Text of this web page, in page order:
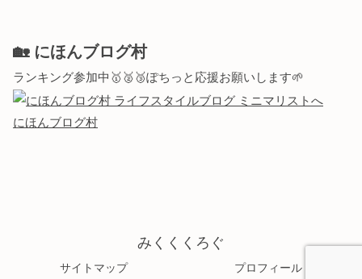
🏡 にほんブログ村
ランキング参加中🥇🥈🥉ぽちっと応援お願いします🌱
にほんブログ村
みくくくろぐ
サイトマップ プロフィール